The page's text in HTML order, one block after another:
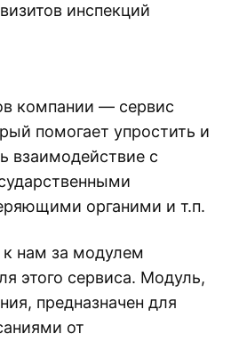
инспекций
компании — сервис
помогает упростить и
взаимодействие с
органими и т.п.
нам за модулем
этого сервиса. Модуль,
предназначен для
от